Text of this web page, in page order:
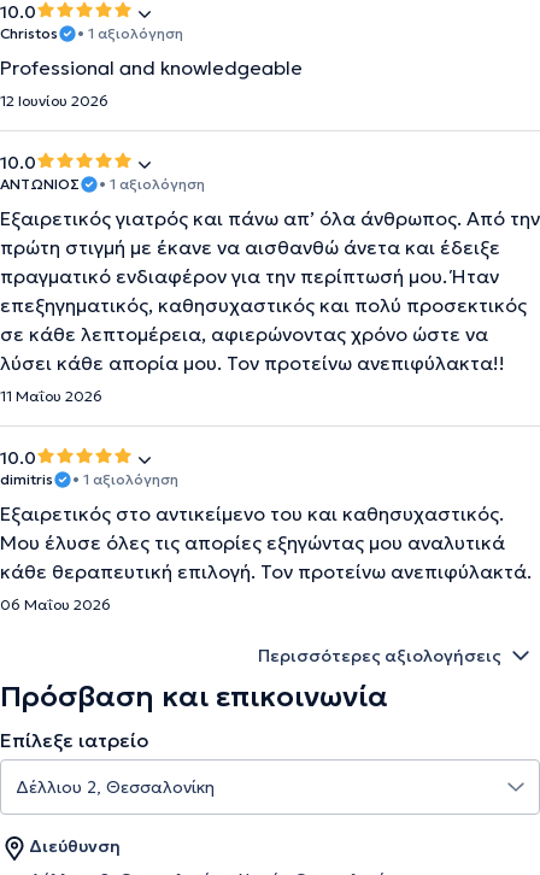
10.0
Christos • 1 αξιολόγηση
Professional and knowledgeable
12 Ιουνίου 2026
10.0
ΑΝΤΩΝΙΟΣ • 1 αξιολόγηση
Εξαιρετικός γιατρός και πάνω απ’ όλα άνθρωπος. Από την
πρώτη στιγμή με έκανε να αισθανθώ άνετα και έδειξε
πραγματικό ενδιαφέρον για την περίπτωσή μου. Ήταν
επεξηγηματικός, καθησυχαστικός και πολύ προσεκτικός
σε κάθε λεπτομέρεια, αφιερώνοντας χρόνο ώστε να
λύσει κάθε απορία μου. Τον προτείνω ανεπιφύλακτα!!
11 Μαΐου 2026
10.0
dimitris • 1 αξιολόγηση
Εξαιρετικός στο αντικείμενο του και καθησυχαστικός.
Μου έλυσε όλες τις απορίες εξηγώντας μου αναλυτικά
κάθε θεραπευτική επιλογή. Τον προτείνω ανεπιφύλακτά.
06 Μαΐου 2026
Περισσότερες αξιολογήσεις
Πρόσβαση και επικοινωνία
Επίλεξε ιατρείο
Διεύθυνση